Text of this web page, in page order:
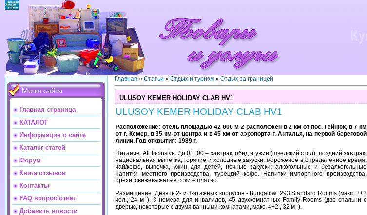
Меню сайта
Главная страница
КАТАЛОГ
Информация о сайте
Каталог статей
Форум
Книга отзывов
Контакты
FAQ вопрос/ответ
Добавить новости
Главная » Статьи » Отдых и туризм » Отдых за границей
ULUSOY KEMER HOLIDAY CLAB HV1
ULUSOY KEMER HOLIDAY CLAB HV1
Расположение: отель площадью 42 000 м 2 расположен в 2 км от пос. Гейнюк, в 7 км
от г. Кемер, в 35 км от центра и в 45 км от аэропорта г. Анталья, на первой береговой
линии. Год открытия: 1989 г.
Питание: All Inclusive. До 01: 00 – завтрак, обед и ужин (шведский стол), поздний завтрак,
национальная выпечка, горячие и холодные закуски, мороженое в определенное время,
чай/кофе, выпечка, ужин для детей, ночные закуски; алкогольные и безалкогольные
напитки местного производства, турецкий кофе. Напитки импортного производства,
орехи, свежевыжатые соки – платно.
Размещение: Девять 2- и 3-этажных корпусов - Bungalow: 293 Standard Rooms (макс. 2+2
чел., 24 м_), 3 номера для инвалидов, 45 двухкомнатных Family Rooms (две спальни с
дверью, некоторые с двумя ванными комнатами, макс. 4+2., 32 м_).